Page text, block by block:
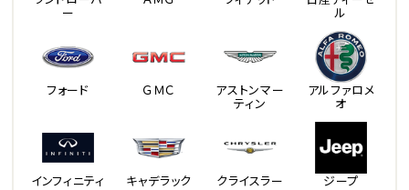
ー ル
フォード ＧＭＣ アストンマー
ティン
アルファロメ
オ
インフィニティ キャデラック クライスラー ジープ